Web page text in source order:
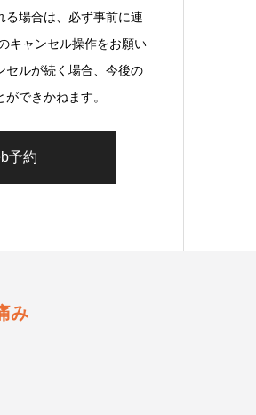
る場合は、必ず事前に連
キャンセル操作をお願い
セルが続く場合、今後の
できかねます。
予約
み